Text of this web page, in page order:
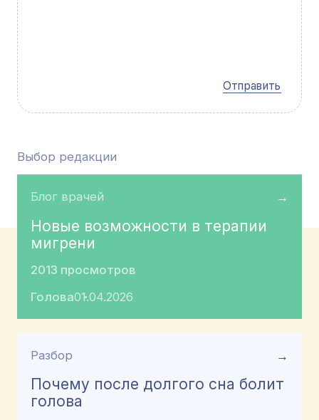
Отправить
Выбор редакции
Блог врачей →
Новые возможности в терапии
мигрени
2013 просмотров
Голова01.04.2026
Разбор →
Почему после долгого сна болит
голова